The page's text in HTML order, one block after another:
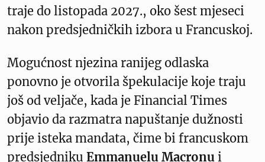
traje do listopada 2027., oko šest mjeseci
nakon predsjedničkih izbora u Francuskoj.
Mogućnost njezina ranijeg odlaska
ponovno je otvorila špekulacije koje traju
još od veljače, kada je Financial Times
objavio da razmatra napuštanje dužnosti
prije isteka mandata, čime bi francuskom
predsjedniku Emmanuelu Macronu i